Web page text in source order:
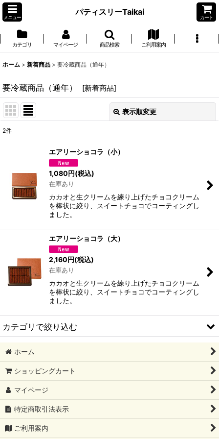
メニュー
パティスリーTaikai
カート
カテゴリ マイページ 商品検索 ご利用案内
ホーム > 新着商品 > 要冷蔵商品（通年）
要冷蔵商品（通年） [新着商品]
表示順変更
並び順:
2件
エアリーショコラ（小）
1,080円(税込)
在庫あり
カカオと生クリームを練り上げたチョコクリーム
を棒状に絞り、スイートチョコでコーティングし
ました。
エアリーショコラ（大）
2,160円(税込)
在庫あり
カカオと生クリームを練り上げたチョコクリーム
を棒状に絞り、スイートチョコでコーティングし
ました。
カテゴリで絞り込む
要冷蔵商品（通年） (全商品)
五月山チーズ
エアリーショコラ
ホーム
ショッピングカート
マイページ
特定商取引法表示
ご利用案内